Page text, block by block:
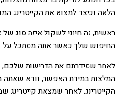
הלאה וכיצד למצוא את הקייטרינג
ראשית, זה חיוני לשקול איזה סוג
החיפוש שלך כאשר אתה מסתכל על
לאחר שסידרתם את הדרישות שלכם,
המלצות במידת האפשר, וודא שאתה
הקייטרינג. לאחר שמצאת